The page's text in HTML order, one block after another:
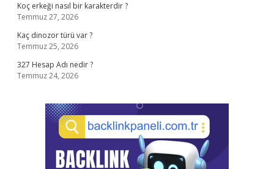
Koç erkeği nasıl bir karakterdir ?
Temmuz 27, 2026
Kaç dinozor türü var ?
Temmuz 25, 2026
327 Hesap Adı nedir ?
Temmuz 24, 2026